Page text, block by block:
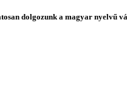
dolgozunk a magyar nyelvű